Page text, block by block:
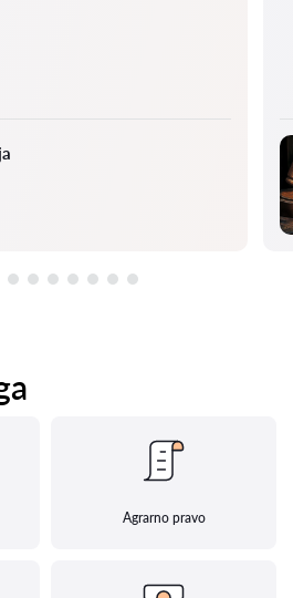
Agrarno pravo